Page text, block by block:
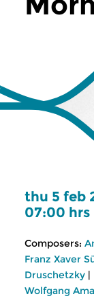
thu 5 feb
07:00 hrs
Composers:
Franz Xaver
Druschetzky |
Wolfgang